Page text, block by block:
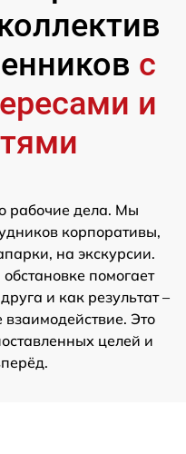
с
и
рабочие дела. Мы
корпоративы,
на экскурсии.
помогает
и как результат –
Это
целей и